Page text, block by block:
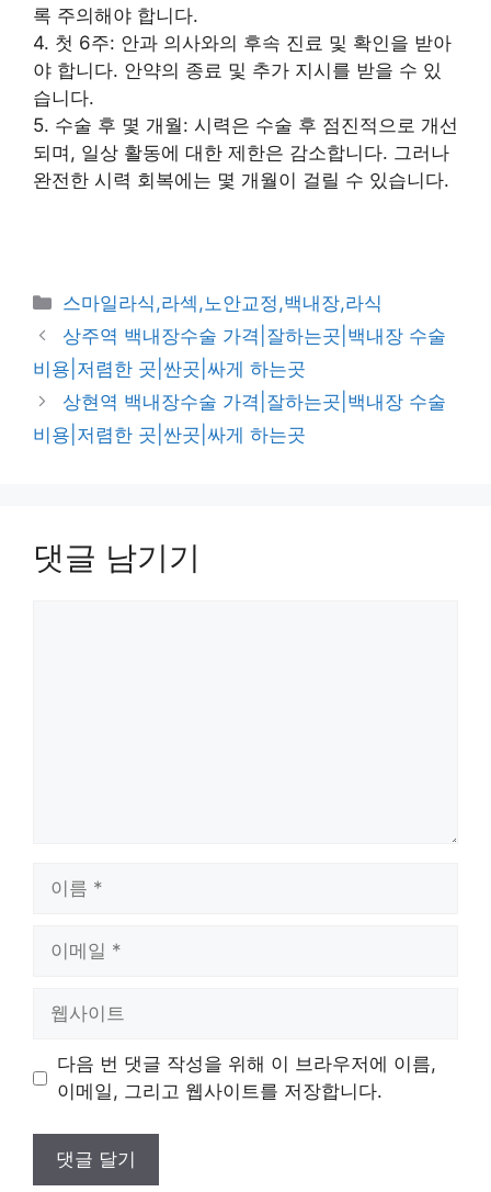
록 주의해야 합니다.
4. 첫 6주: 안과 의사와의 후속 진료 및 확인을 받아
야 합니다. 안약의 종료 및 추가 지시를 받을 수 있
습니다.
5. 수술 후 몇 개월: 시력은 수술 후 점진적으로 개선
되며, 일상 활동에 대한 제한은 감소합니다. 그러나
완전한 시력 회복에는 몇 개월이 걸릴 수 있습니다.
카
테
고
리
스마일라식,라섹,노안교정,백내장,라식
상주역 백내장수술 가격|잘하는곳|백내장 수술
비용|저렴한 곳|싼곳|싸게 하는곳
상현역 백내장수술 가격|잘하는곳|백내장 수술
비용|저렴한 곳|싼곳|싸게 하는곳
댓글 남기기
트
다음 번 댓글 작성을 위해 이 브라우저에 이름,
이메일, 그리고 웹사이트를 저장합니다.